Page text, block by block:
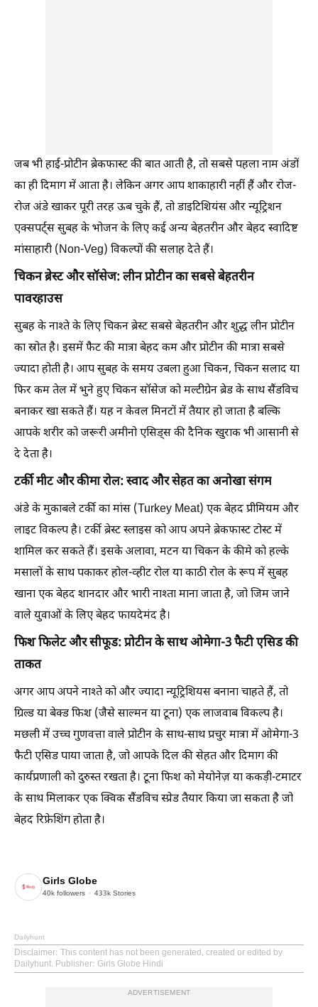
जब भी हाई-प्रोटीन ब्रेकफास्ट की बात आती है, तो सबसे पहला नाम अंडों
का ही दिमाग में आता है। लेकिन अगर आप शाकाहारी नहीं हैं और रोज-
रोज अंडे खाकर पूरी तरह ऊब चुके हैं, तो डाइटिशियंस और न्यूट्रिशन
एक्सपर्ट्स सुबह के भोजन के लिए कई अन्य बेहतरीन और बेहद स्वादिष्ट
मांसाहारी (Non-Veg) विकल्पों की सलाह देते हैं।
चिकन ब्रेस्ट और सॉसेज: लीन प्रोटीन का सबसे बेहतरीन
पावरहाउस
सुबह के नाश्ते के लिए चिकन ब्रेस्ट सबसे बेहतरीन और शुद्ध लीन प्रोटीन
का स्रोत है। इसमें फैट की मात्रा बेहद कम और प्रोटीन की मात्रा सबसे
ज्यादा होती है। आप सुबह के समय उबला हुआ चिकन, चिकन सलाद या
फिर कम तेल में भुने हुए चिकन सॉसेज को मल्टीग्रेन ब्रेड के साथ सैंडविच
बनाकर खा सकते हैं। यह न केवल मिनटों में तैयार हो जाता है बल्कि
आपके शरीर को जरूरी अमीनो एसिड्स की दैनिक खुराक भी आसानी से
दे देता है।
टर्की मीट और कीमा रोल: स्वाद और सेहत का अनोखा संगम
अंडे के मुकाबले टर्की का मांस (Turkey Meat) एक बेहद प्रीमियम और
लाइट विकल्प है। टर्की ब्रेस्ट स्लाइस को आप अपने ब्रेकफास्ट टोस्ट में
शामिल कर सकते हैं। इसके अलावा, मटन या चिकन के कीमे को हल्के
मसालों के साथ पकाकर होल-व्हीट रोल या काठी रोल के रूप में सुबह
खाना एक बेहद शानदार और भारी नाश्ता माना जाता है, जो जिम जाने
वाले युवाओं के लिए बेहद फायदेमंद है।
फिश फिलेट और सीफूड: प्रोटीन के साथ ओमेगा-3 फैटी एसिड की
ताकत
अगर आप अपने नाश्ते को और ज्यादा न्यूट्रिशियस बनाना चाहते हैं, तो
ग्रिल्ड या बेक्ड फिश (जैसे साल्मन या टूना) एक लाजवाब विकल्प है।
मछली में उच्च गुणवत्ता वाले प्रोटीन के साथ-साथ प्रचुर मात्रा में ओमेगा-3
फैटी एसिड पाया जाता है, जो आपके दिल की सेहत और दिमाग की
कार्यप्रणाली को दुरुस्त रखता है। टूना फिश को मेयोनेज़ या ककड़ी-टमाटर
के साथ मिलाकर एक क्विक सैंडविच स्प्रेड तैयार किया जा सकता है जो
बेहद रिफ्रेशिंग होता है।
Girls Globe
40k followers 433k Stories
Dailyhunt
Disclaimer: This content has not been generated, created or edited by
Dailyhunt. Publisher: Girls Globe Hindi
ADVERTISEMENT